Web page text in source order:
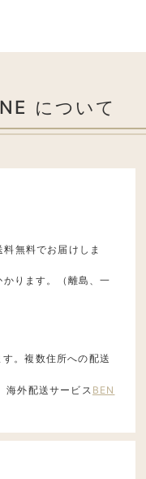
について
無料でお届けしま
ります。（離島、一
。複数住所への配送
海外配送サービス BEN